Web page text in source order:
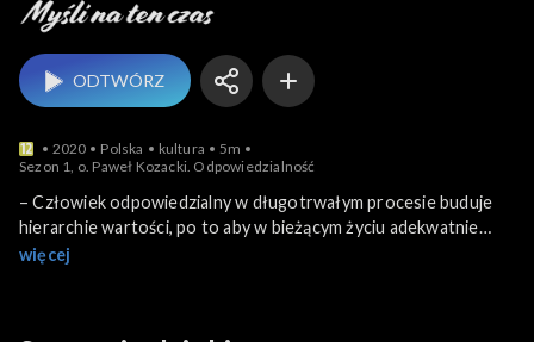
ODTWÓRZ
2020 Polska kultura
5m
Sezon 1, o. Paweł Kozacki. Odpowiedzialność
– Człowiek odpowiedzialny w długotrwałym procesie buduje
hierarchie wartości, po to aby w bieżącym życiu adekwatnie
odpowiadać na to co niesie rzeczywistość – mówi dominikanin,
więcej